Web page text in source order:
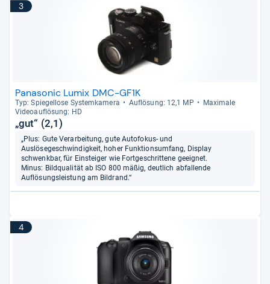
3
Panasonic Lumix DMC-GF1K
Typ: Spie­gel­lose Sys­tem­ka­mera Auf­lö­sung: 12,1 MP
Maxi­male
Videoauf­lö­sung: HD
„gut“ (2,1)
„Plus: Gute Verarbeitung, gute Autofokus- und
Auslösegeschwindigkeit, hoher Funktionsumfang, Display
schwenkbar, für Einsteiger wie Fortgeschrittene geeignet.
Minus: Bildqualität ab ISO 800 mäßig, deutlich abfallende
Auflösungsleistung am Bildrand.“
4